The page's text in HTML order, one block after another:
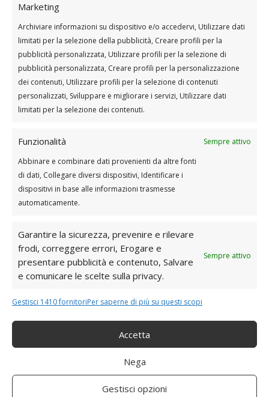
Marketing
Archiviare informazioni su dispositivo e/o accedervi, Utilizzare dati
limitati per la selezione della pubblicità, Creare profili per la
pubblicità personalizzata, Utilizzare profili per la selezione di
pubblicità personalizzata, Creare profili per la personalizzazione
dei contenuti, Utilizzare profili per la selezione di contenuti
personalizzati, Sviluppare e migliorare i servizi, Utilizzare dati
limitati per la selezione dei contenuti.
Funzionalità
Sempre attivo
Abbinare e combinare dati provenienti da altre fonti
di dati, Collegare diversi dispositivi, Identificare i
dispositivi in base alle informazioni trasmesse
automaticamente.
Garantire la sicurezza, prevenire e rilevare
frodi, correggere errori, Erogare e
presentare pubblicità e contenuto, Salvare
e comunicare le scelte sulla privacy.
Sempre attivo
Gestisci 1410 fornitoriPer saperne di più su questi scopi
Accetta
Nega
Gestisci opzioni
Muscoli schiena: upper back e dorsali:
anatomia, esercizi, rimedi a infiammazione e
dolori
admin Set 4, 2024 Allenamento a casa donna
Muscoli schiena: upper back e dorsali: anatomia,
esercizi, rimedi a infiammazione e dolori La schiena è
corpo, e una corretta comprensione della sua
anatomia è essenziale per mantenere la salute
muscolare e prevenire...
Allenamento ritenzione idrica: migliori esercizi,
sport e alimenti consigliati
Set 2, 2024|Allenamento a casa donna